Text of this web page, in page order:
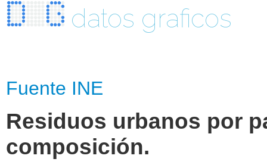
datos graficos
Fuente INE
Residuos urbanos por
composición.